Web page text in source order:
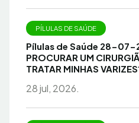
PÍLULAS DE SAÚDE
Pílulas de Saúde 28-07-
PROCURAR UM
TRATAR MINHAS
28 jul, 2026.